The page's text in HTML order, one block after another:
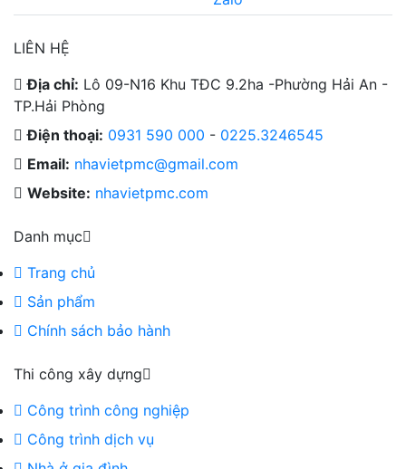
LIÊN HỆ
Địa chỉ: Lô 09-N16 Khu TĐC 9.2ha -Phường Hải An -
TP.Hải Phòng
Điện thoại: 0931 590 000 - 0225.3246545
Email: nhavietpmc@gmail.com
Website: nhavietpmc.com
Danh mục
Trang chủ
Sản phẩm
Chính sách bảo hành
Thi công xây dựng
Công trình công nghiệp
Công trình dịch vụ